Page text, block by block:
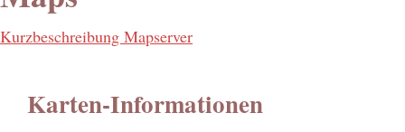
Kurzbeschreibung Mapserver
Karten-Informationen